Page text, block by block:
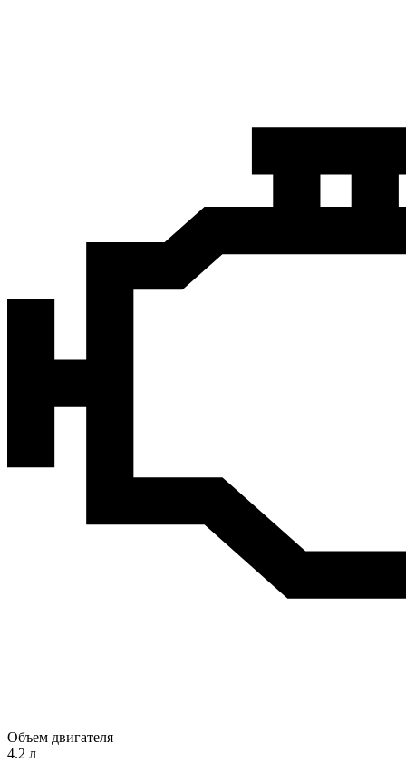
Объем двигателя
4.2 л